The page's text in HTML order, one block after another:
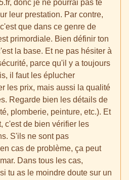
donc je ne pourrai pas te
leur prestation. Par contre,
que dans ce genre de
primordiale. Bien définir ton
la base. Et ne pas hésiter à
parce qu'il y a toujours
il faut les éplucher
les prix, mais aussi la qualité
Regarde bien les détails de
plomberie, peinture, etc.). Et
c'est de bien vérifier les
S'ils ne sont pas
cas de problème, ça peut
Dans tous les cas,
tu as le moindre doute sur un